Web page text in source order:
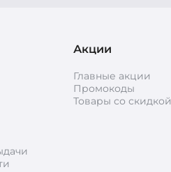
Акции
Главные акции
Промокоды
Товары со скидкой